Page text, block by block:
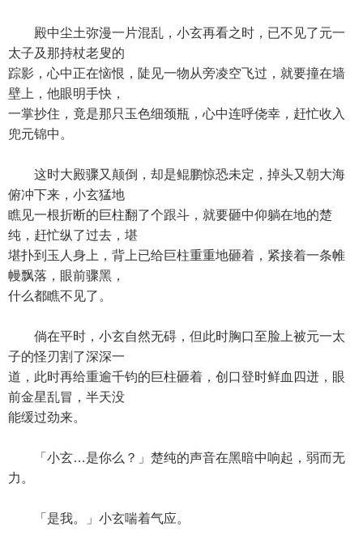
殿中尘土弥漫一片混乱，小玄再看之时，已不见了元一
太子及那持杖老叟的
踪影，心中正在恼恨，陡见一物从旁凌空飞过，就要撞在墙
壁上，他眼明手快，
一掌抄住，竟是那只玉色细颈瓶，心中连呼侥幸，赶忙收入
兜元锦中。
这时大殿骤又颠倒，却是鲲鹏惊恐未定，掉头又朝大海
俯冲下来，小玄猛地
瞧见一根折断的巨柱翻了个跟斗，就要砸中仰躺在地的楚
纯，赶忙纵了过去，堪
堪扑到玉人身上，背上已给巨柱重重地砸着，紧接着一条帷
幔飘落，眼前骤黑，
什么都瞧不见了。
倘在平时，小玄自然无碍，但此时胸口至脸上被元一太
子的怪刃割了深深一
道，此时再给重逾千钧的巨柱砸着，创口登时鲜血四迸，眼
前金星乱冒，半天没
能缓过劲来。
「小玄…是你么？」楚纯的声音在黑暗中响起，弱而无
力。
「是我。」小玄喘着气应。